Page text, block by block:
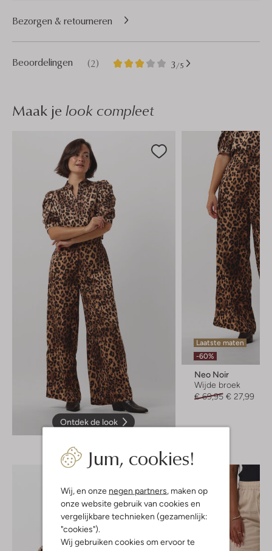
Jum, cookies!
Wij, en onze negen partners , maken op
onze website gebruik van cookies en
vergelijkbare technieken (gezamenlijk:
"cookies").
Wij gebruiken cookies om ervoor te
Beoordelingen (2) 3/5
2
3
Bezorgen & retourneren
Maak je look compleet
Ontdek de look
Laatste maten
-60%
Neo Noir
Wijde broek
€ 69,95 € 27,99